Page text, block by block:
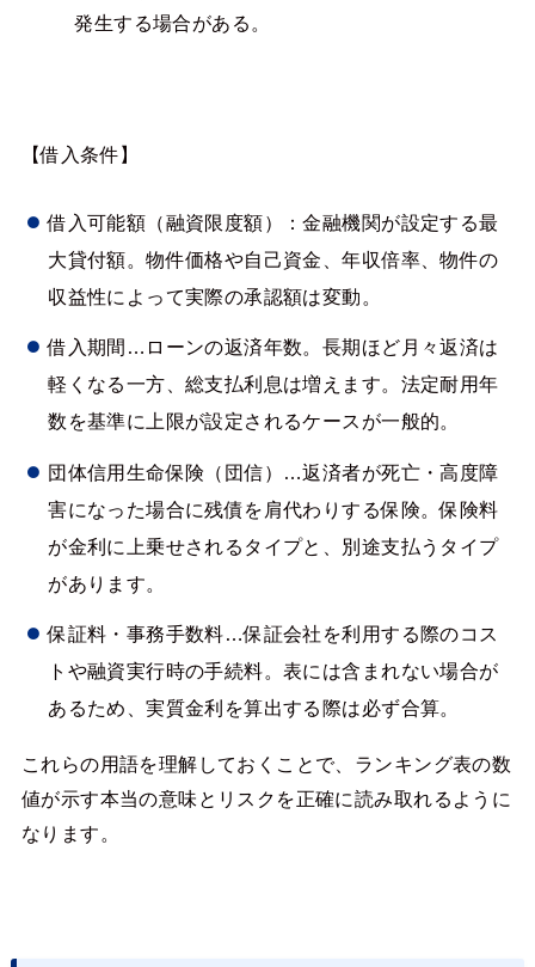
発生する場合がある。
【借入条件】
借入可能額（融資限度額）：金融機関が設定する最
大貸付額。物件価格や自己資金、年収倍率、物件の
収益性によって実際の承認額は変動。
借入期間…ローンの返済年数。長期ほど月々返済は
軽くなる一方、総支払利息は増えます。法定耐用年
数を基準に上限が設定されるケースが一般的。
団体信用生命保険（団信）…返済者が死亡・高度障
害になった場合に残債を肩代わりする保険。保険料
が金利に上乗せされるタイプと、別途支払うタイプ
があります。
保証料・事務手数料…保証会社を利用する際のコス
トや融資実行時の手続料。表には含まれない場合が
あるため、実質金利を算出する際は必ず合算。
これらの用語を理解しておくことで、ランキング表の数
値が示す本当の意味とリスクを正確に読み取れるように
なります。